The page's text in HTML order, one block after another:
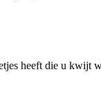
heeft die u kwijt